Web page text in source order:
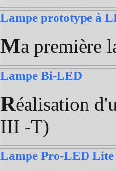
Lampe prototype à
Ma première
Lampe Bi-LED
Réalisation
III -T)
Lampe Pro-LED Lite